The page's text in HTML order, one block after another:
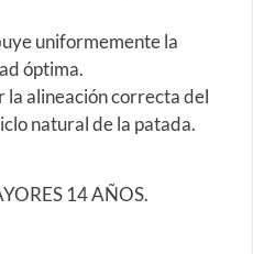
uniformemente la
óptima.
la alineación correcta del
natural de la patada.
14 AÑOS.